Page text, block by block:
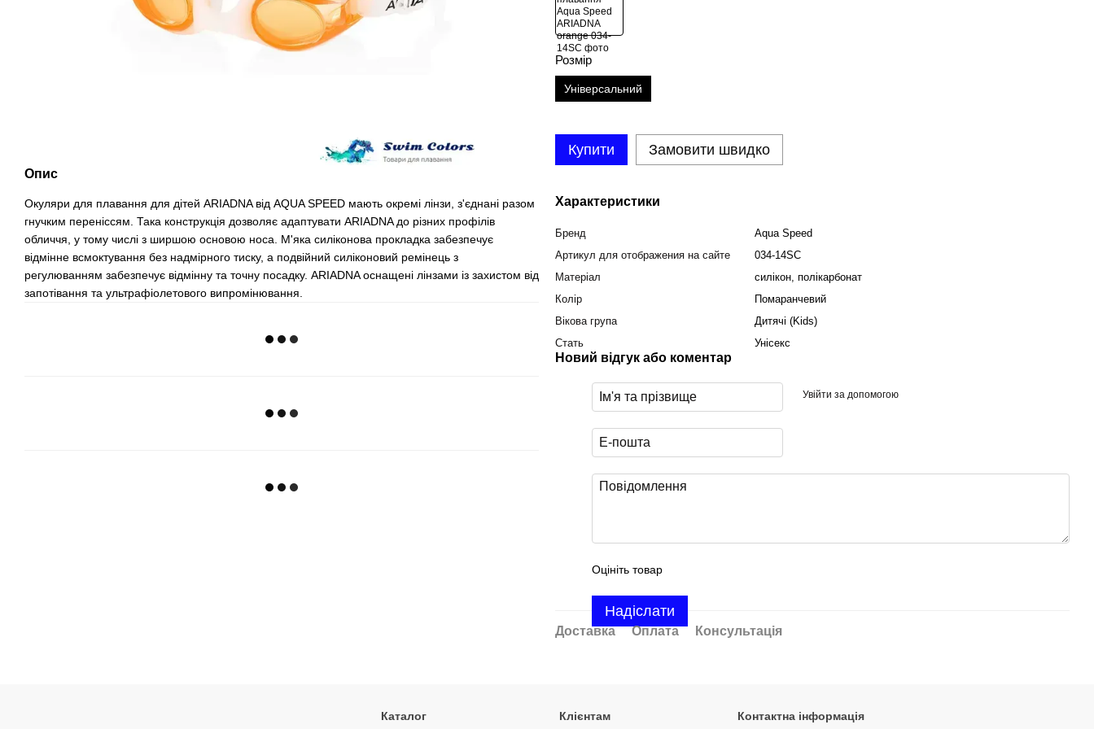
Опис
Окуляри для плавання для дітей ARIADNA від AQUA SPEED мають окремі лінзи, з'єднані разом
гнучким переніссям. Така конструкція дозволяє адаптувати ARIADNA до різних профілів
обличчя, у тому числі з ширшою основою носа. М'яка силіконова прокладка забезпечує
відмінне всмоктування без надмірного тиску, а подвійний силіконовий ремінець з
регулюванням забезпечує відмінну та точну посадку. ARIADNA оснащені лінзами із захистом від
запотівання та ультрафіолетового випромінювання.
Розмір
Універсальний
Купити Замовити швидко
Характеристики
Бренд
Aqua Speed
Артикул для отображения на сайте
034-14SC
Матеріал
силікон, полікарбонат
Колір
Помаранчевий
Вікова група
Дитячі (Kids)
Стать
Унісекс
Новий відгук або коментар
Увійти за допомогою
Оцініть товар
Надіслати
Доставка Оплата Консультація
Каталог Клієнтам Контактна інформація